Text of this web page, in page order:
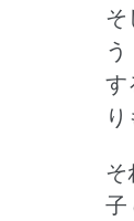
そ
す
そ
子